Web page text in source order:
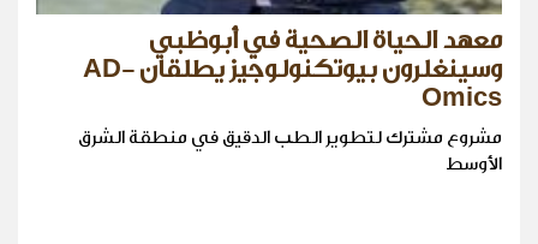
معهد الحياة الصحية في أبوظبي
وسينغلرون بيوتكنولوجيز يطلقان AD-
Omics
مشروع مشترك لتطوير الطب الدقيق في منطقة الشرق
الأوسط